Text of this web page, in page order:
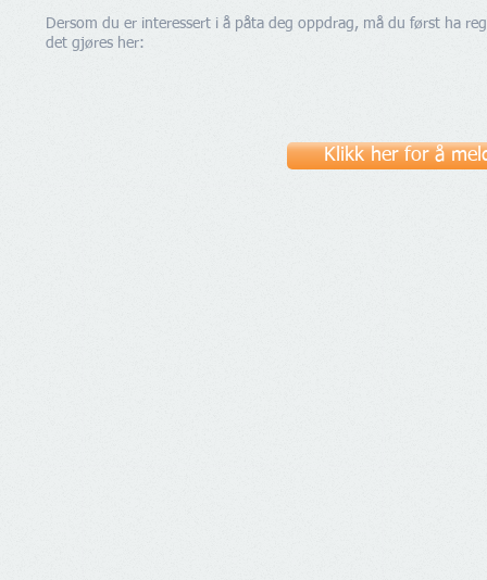
Dersom du er interessert i å påta deg oppdrag, må du først ha
det gjøres her:
Klikk her for å